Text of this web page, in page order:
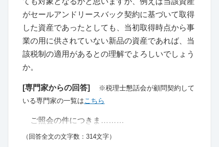
がセールアンドリースバック契約に基づいて取得
した資産であったとしても、当初取得時点から事
業の用に供されていない新品の資産であれば、当
該税制の適用があるとの理解でよろしいでしょう
か。
[専門家からの回答]
※税理士懇話会が顧問契約して
いる専門家の一覧はこちら
ご照会の件につきま………
（回答全文の文字数：314文字）